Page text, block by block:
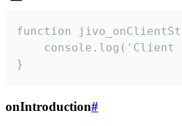
function
console.log('Client
}
onIntroduction#